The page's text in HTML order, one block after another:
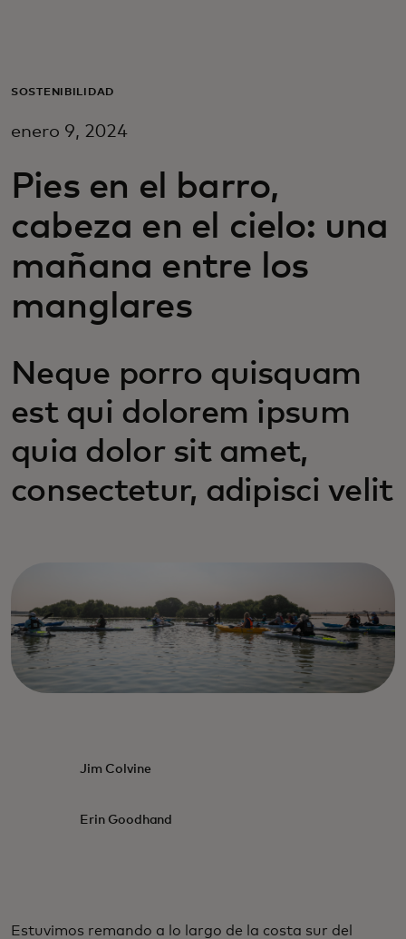
Para empresas
Para innovadores
Noticias y tendencias
SOSTENIBILIDAD
enero 9, 2024
Pies en el barro,
cabeza en el cielo: una
mañana entre los
manglares
Neque porro quisquam
est qui dolorem ipsum
quia dolor sit amet,
consectetur, adipisci velit
Jim Colvine
Erin Goodhand
Estuvimos remando a lo largo de la costa sur del